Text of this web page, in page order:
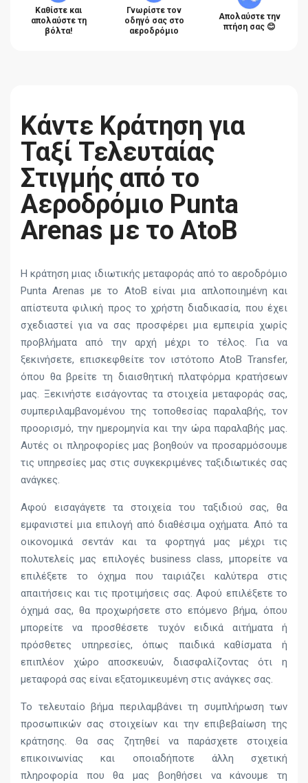
Καθίστε και
απολαύστε τη
βόλτα!
Γνωρίστε τον
οδηγό σας στο
αεροδρόμιο
Απολαύστε την
πτήση σας 😊
Κάντε Κράτηση για
Ταξί Τελευταίας
Στιγμής από το
Αεροδρόμιο Punta
Arenas με το AtoB
Η κράτηση μιας ιδιωτικής μεταφοράς από το αεροδρόμιο
Punta Arenas με το AtoB είναι μια απλοποιημένη και
απίστευτα φιλική προς το χρήστη διαδικασία, που έχει
σχεδιαστεί για να σας προσφέρει μια εμπειρία χωρίς
προβλήματα από την αρχή μέχρι το τέλος. Για να
ξεκινήσετε, επισκεφθείτε τον ιστότοπο AtoB Transfer,
όπου θα βρείτε τη διαισθητική πλατφόρμα κρατήσεων
μας. Ξεκινήστε εισάγοντας τα στοιχεία μεταφοράς σας,
συμπεριλαμβανομένου της τοποθεσίας παραλαβής, τον
προορισμό, την ημερομηνία και την ώρα παραλαβής μας.
Αυτές οι πληροφορίες μας βοηθούν να προσαρμόσουμε
τις υπηρεσίες μας στις συγκεκριμένες ταξιδιωτικές σας
ανάγκες.
Αφού εισαγάγετε τα στοιχεία του ταξιδιού σας, θα
εμφανιστεί μια επιλογή από διαθέσιμα οχήματα. Από τα
οικονομικά σεντάν και τα φορτηγά μας μέχρι τις
πολυτελείς μας επιλογές business class, μπορείτε να
επιλέξετε το όχημα που ταιριάζει καλύτερα στις
απαιτήσεις και τις προτιμήσεις σας. Αφού επιλέξετε το
όχημά σας, θα προχωρήσετε στο επόμενο βήμα, όπου
μπορείτε να προσθέσετε τυχόν ειδικά αιτήματα ή
πρόσθετες υπηρεσίες, όπως παιδικά καθίσματα ή
επιπλέον χώρο αποσκευών, διασφαλίζοντας ότι η
μεταφορά σας είναι εξατομικευμένη στις ανάγκες σας.
Το τελευταίο βήμα περιλαμβάνει τη συμπλήρωση των
προσωπικών σας στοιχείων και την επιβεβαίωση της
κράτησης. Θα σας ζητηθεί να παράσχετε στοιχεία
επικοινωνίας και οποιαδήποτε άλλη σχετική
πληροφορία που θα μας βοηθήσει να κάνουμε τη